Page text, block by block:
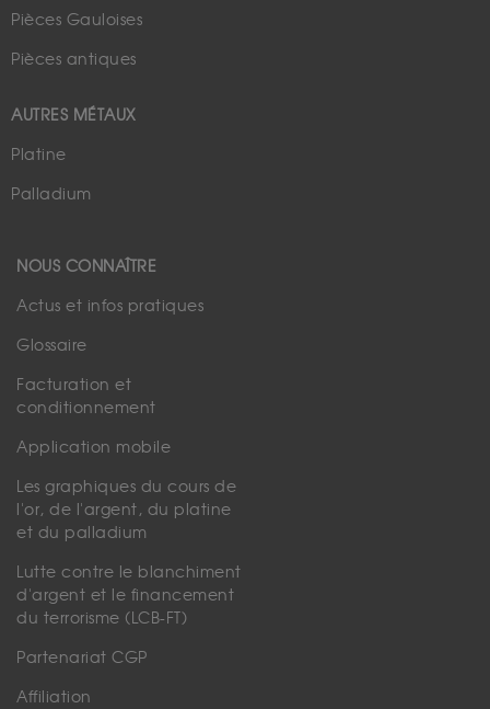
Pièces Gauloises
Pièces antiques
AUTRES MÉTAUX
Platine
Palladium
NOUS CONNAÎTRE
Actus et infos pratiques
Glossaire
Facturation et
conditionnement
Application mobile
Les graphiques du cours de
l'or, de l'argent, du platine
et du palladium
Lutte contre le blanchiment
d'argent et le financement
du terrorisme (LCB-FT)
Partenariat CGP
Affiliation